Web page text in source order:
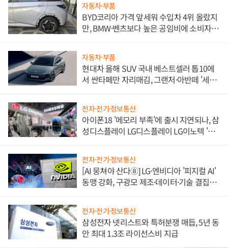
자동차·부품
BYD코리아 가격 앞세워 수입차 4위 올랐지
만, BMW·벤츠보다 높은 공임비에 소비자
자동차·부품
현대차 올해 SUV 국내 베스트셀러 톱10에
서 싼타페만 자리매김, 그랜저·아반떼 '세단
전자·전기·정보통신
아이폰18 '메모리 부족'에 출시 지연되나, 삼
성디스플레이 LG디스플레이 LG이노텍 '탈
전자·전기·정보통신
[AI 뭉쳐야 산다⑧] LG·엔비디아 '피지컬 AI'
동맹 강화, 구광모 제조·데이터·기술 결집
전자·전기·정보통신
삼성전자 넷리스트와 특허분쟁 매듭, 5년 동
안 최대 1.3조 라이선스비 지급